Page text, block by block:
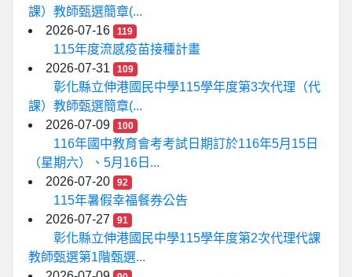
課）教師甄選簡章(...
2026-07-16
119
115年度流感疫苗接種計畫
2026-07-31
109
彰化縣立伸港國民中學115學年度第3次代理（代
課）教師甄選簡章(...
2026-07-09
100
116年國中教育會考考試日期訂於116年5月15日
（星期六）、5月16日...
2026-07-20
92
115年暑假幸福餐券公告
2026-07-27
91
彰化縣立伸港國民中學115學年度第2次代理代課
教師甄選第1階甄選...